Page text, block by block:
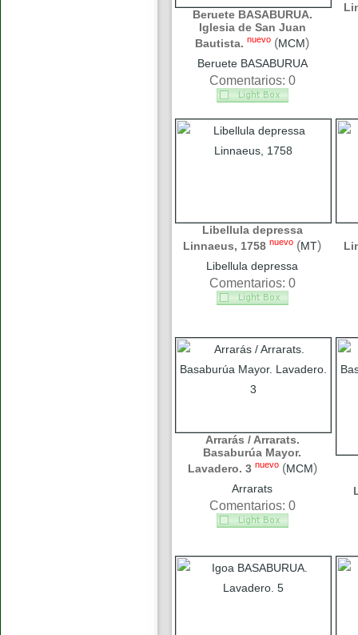
Beruete BASABURUA.
Iglesia de San Juan
Bautista. nuevo (MCM)
Beruete BASABURUA
Comentarios: 0
Libellula depressa
Linnaeus, 1758 nuevo (MT)
Libellula depressa
Comentarios: 0
Arrarás / Arrarats.
Basaburúa Mayor.
Lavadero. 3 nuevo (MCM)
Arrarats
Comentarios: 0